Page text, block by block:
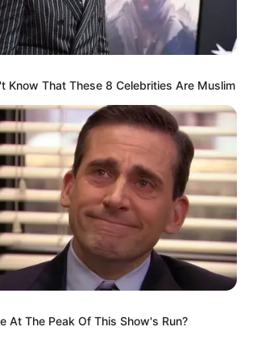
you thought you knew about water
Know That These 8 Celebrities Are Muslim
At The Peak Of This Show's Run?